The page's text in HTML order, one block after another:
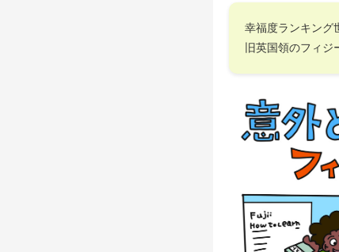
幸福度ランキング
旧英国領のフィ